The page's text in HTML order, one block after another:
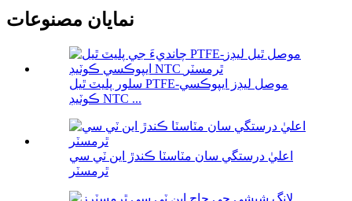
نمايان مصنوعات
سلور پليٽ ٿيل PTFE-موصل ليڊز ايپوڪسي
ڪوٽيڊ NTC ...
اعليٰ درستگي سان مٽاسٽا ڪندڙ اين ٽي سي
ٿرمسٽر